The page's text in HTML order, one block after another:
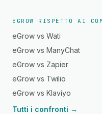
EGROW RISPETTO AI
eGrow vs Wati
eGrow vs ManyChat
eGrow vs Zapier
eGrow vs Twilio
eGrow vs Klaviyo
Tutti i confronti →